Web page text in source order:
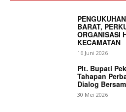
BARAT,
ORGANISASI
KECAMATAN
16 Juni 2026
Plt. Bupati
Tahapan
Dialog
30 Mei 2026